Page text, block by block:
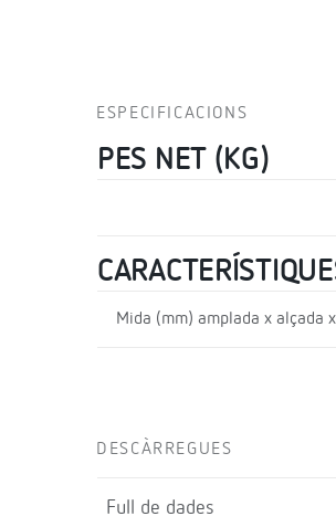
ESPECIFICACIONS
PES NET (KG)
Mida (mm) amplada x alçada
DESCÀRREGUES
Full de dades